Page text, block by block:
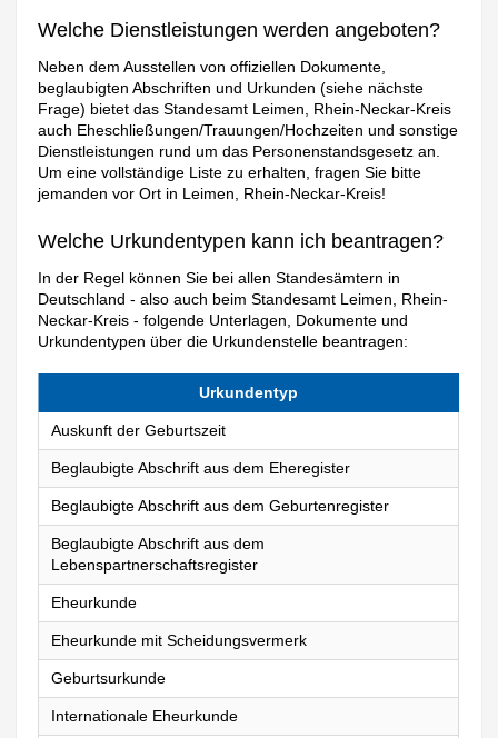
Welche Dienstleistungen werden angeboten?
Neben dem Ausstellen von offiziellen Dokumente,
beglaubigten Abschriften und Urkunden (siehe nächste
Frage) bietet das Standesamt Leimen, Rhein-Neckar-Kreis
auch Eheschließungen/Trauungen/Hochzeiten und sonstige
Dienstleistungen rund um das Personenstandsgesetz an.
Um eine vollständige Liste zu erhalten, fragen Sie bitte
jemanden vor Ort in Leimen, Rhein-Neckar-Kreis!
Welche Urkundentypen kann ich beantragen?
In der Regel können Sie bei allen Standesämtern in
Deutschland - also auch beim Standesamt Leimen, Rhein-
Neckar-Kreis - folgende Unterlagen, Dokumente und
Urkundentypen über die Urkundenstelle beantragen:
Urkundentyp
Auskunft der Geburtszeit
Beglaubigte Abschrift aus dem Eheregister
Beglaubigte Abschrift aus dem Geburtenregister
Beglaubigte Abschrift aus dem
Lebenspartnerschaftsregister
Eheurkunde
Eheurkunde mit Scheidungsvermerk
Geburtsurkunde
Internationale Eheurkunde